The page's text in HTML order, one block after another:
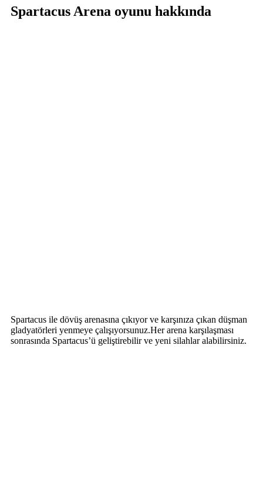
Spartacus Arena oyunu hakkında
Spartacus ile dövüş arenasına çıkıyor ve karşınıza çıkan düşman
gladyatörleri yenmeye çalışıyorsunuz.Her arena karşılaşması
sonrasında Spartacus’ü geliştirebilir ve yeni silahlar alabilirsiniz.